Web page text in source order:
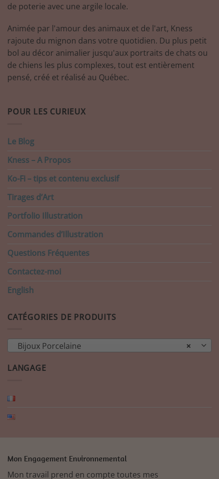
de poterie avec une argile locale.
Animée par l'amour des animaux et de l'art, Kness
rajoute du mignon dans votre quotidien. Du plus petit
bol au décor animalier jusqu'aux portraits de chats ou
de chiens les plus complexes, tout est entièrement
pensé, créé et réalisé au Québec.
POUR LES CURIEUX
Le Blog
Kness – A Propos
Ko-Fi – tips et contenu exclusif
Tirages d’Art
Portfolio Illustration
Commandes d’Illustration
Questions Fréquentes
Contactez-moi
English
CATÉGORIES DE PRODUITS
×
Bijoux Porcelaine
LANGAGE
Mon Engagement Environnemental
Mon travail prend en compte toutes mes